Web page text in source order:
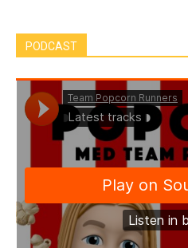
PODCAST